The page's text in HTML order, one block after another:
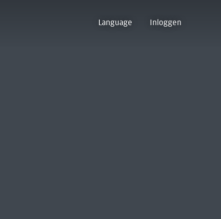
Language Inloggen